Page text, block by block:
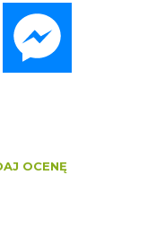
WhatsApp
OCENĘ